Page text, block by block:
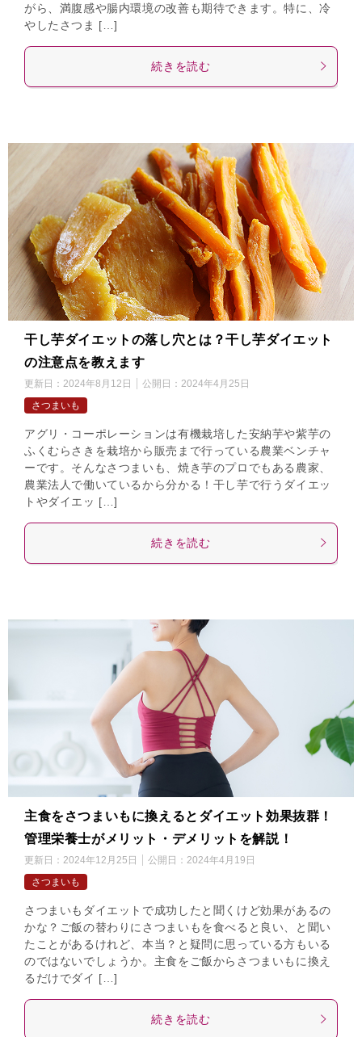
がら、満腹感や腸内環境の改善も期待できます。特に、冷
やしたさつま […]
続きを読む
干し芋ダイエットの落し穴とは？干し芋ダイエット
の注意点を教えます
更新日： 2024年8月12日 公開日： 2024年4月25日
さつまいも
アグリ・コーポレーションは有機栽培した安納芋や紫芋の
ふくむらさきを栽培から販売まで行っている農業ベンチャ
ーです。そんなさつまいも、焼き芋のプロでもある農家、
農業法人で働いているから分かる！干し芋で行うダイエッ
トやダイエッ […]
続きを読む
主食をさつまいもに換えるとダイエット効果抜群！
管理栄養士がメリット・デメリットを解説！
更新日： 2024年12月25日 公開日： 2024年4月19日
さつまいも
さつまいもダイエットで成功したと聞くけど効果があるの
かな？ご飯の替わりにさつまいもを食べると良い、と聞い
たことがあるけれど、本当？と疑問に思っている方もいる
のではないでしょうか。主食をご飯からさつまいもに換え
るだけでダイ […]
続きを読む